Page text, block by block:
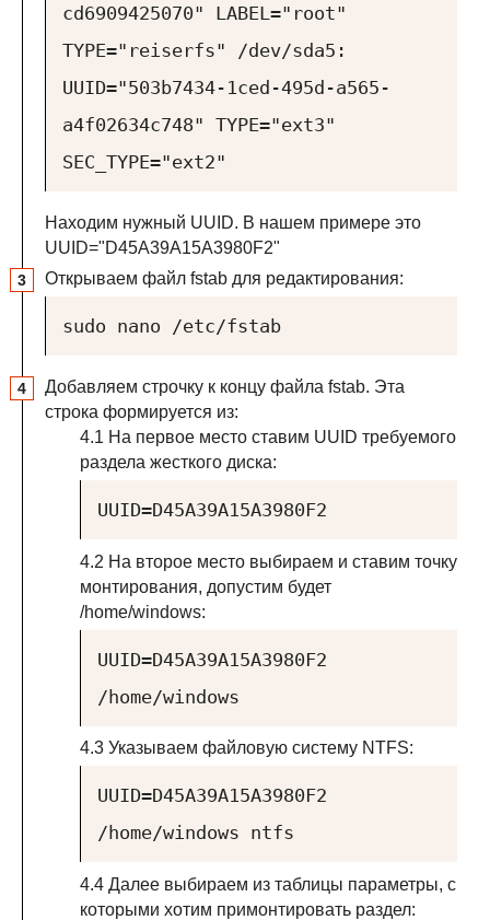
cd6909425070" LABEL="root"
TYPE="reiserfs" /dev/sda5:
UUID="503b7434-1ced-495d-a565-
a4f02634c748" TYPE="ext3"
SEC_TYPE="ext2"
Находим нужный UUID. В нашем примере это
UUID="D45A39A15A3980F2"
Открываем файл fstab для редактирования:
sudo nano /etc/fstab
Добавляем строчку к концу файла fstab. Эта
строка формируется из:
4.1 На первое место ставим UUID требуемого
раздела жесткого диска:
UUID=D45A39A15A3980F2
4.2 На второе место выбираем и ставим точку
монтирования, допустим будет
/home/windows:
UUID=D45A39A15A3980F2
/home/windows
4.3 Указываем файловую систему NTFS:
UUID=D45A39A15A3980F2
/home/windows ntfs
4.4 Далее выбираем из таблицы параметры, с
которыми хотим примонтировать раздел: